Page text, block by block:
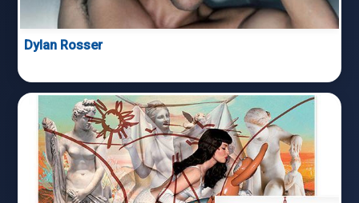
Dylan Rosser